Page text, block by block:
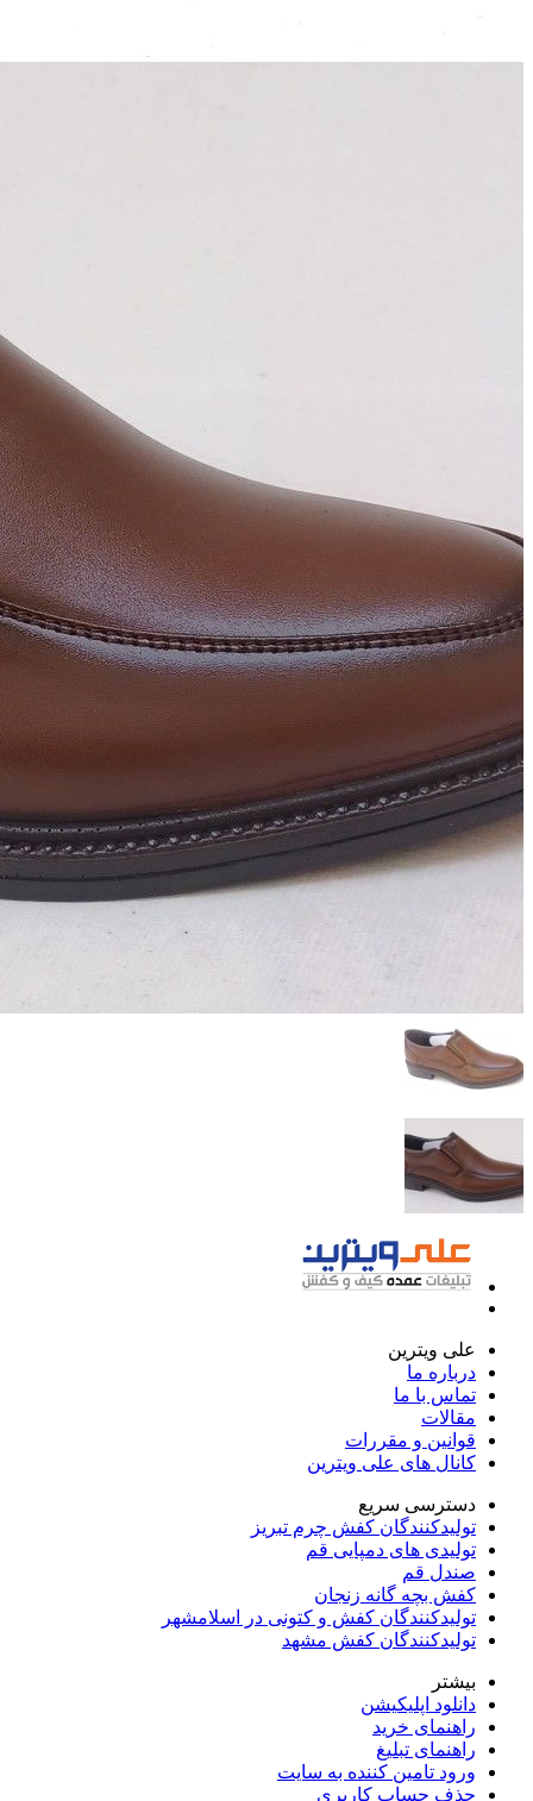
علی ویترین
درباره ما
تماس با ما
مقالات
قوانین و مقررات
کانال های علی ویترین
دسترسی سریع
تولیدکنندگان کفش چرم تبریز
تولیدی های دمپایی قم
صندل قم
کفش بچه گانه زنجان
تولیدکنندگان کفش و کتونی در اسلامشهر
تولیدکنندگان کفش مشهد
بیشتر
دانلود اپلیکیشن
راهنمای خرید
راهنمای تبلیغ
ورود تامین کننده به سایت
حذف حساب کاربری